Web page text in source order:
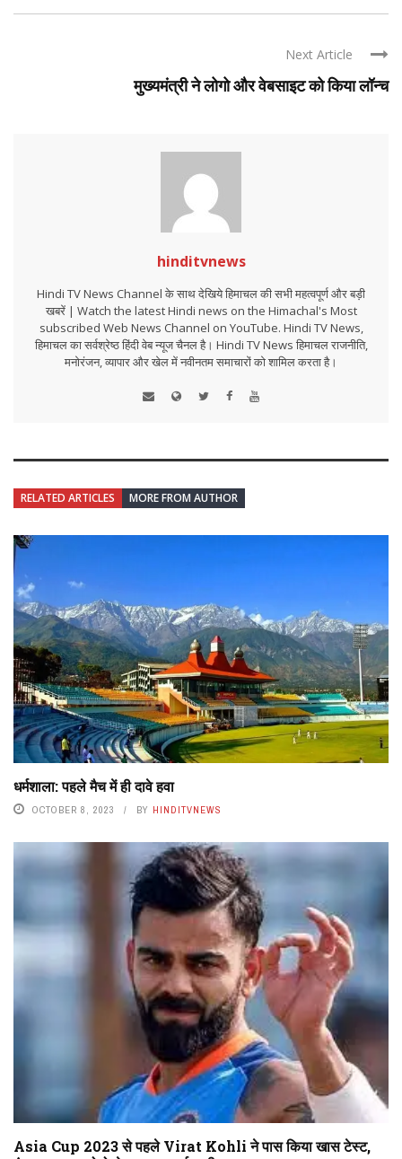
Next Article
मुख्यमंत्री ने लोगो और वेबसाइट को किया लॉन्च
hinditvnews
Hindi TV News Channel के साथ देखिये हिमाचल की सभी महत्वपूर्ण और बड़ी
खबरें | Watch the latest Hindi news on the Himachal's Most
subscribed Web News Channel on YouTube. Hindi TV News,
हिमाचल का सर्वश्रेष्ठ हिंदी वेब न्यूज चैनल है। Hindi TV News हिमाचल राजनीति,
मनोरंजन, व्यापार और खेल में नवीनतम समाचारों को शामिल करता है।
RELATED ARTICLES MORE FROM AUTHOR
धर्मशाला: पहले मैच में ही दावे हवा
OCTOBER 8, 2023 BY HINDITVNEWS
Asia Cup 2023 से पहले Virat Kohli ने पास किया खास टेस्ट,